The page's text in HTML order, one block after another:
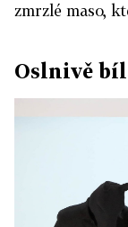
zmrzlé maso,
Oslnivě